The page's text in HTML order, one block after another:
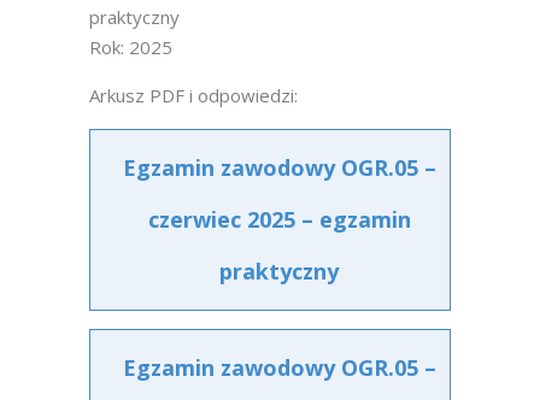
praktyczny
Rok: 2025
Arkusz PDF i odpowiedzi:
Egzamin zawodowy OGR.05 –
czerwiec 2025 – egzamin
praktyczny
Egzamin zawodowy OGR.05 –